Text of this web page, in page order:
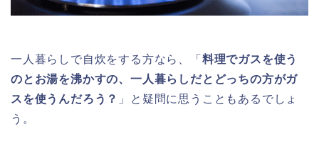
一人暮らしで自炊をする方なら、「 料理でガスを使う
のとお湯を沸かすの、一人暮らしだとどっちの方がガ
スを使うんだろう？ 」と疑問に思うこともあるでしょ
う。